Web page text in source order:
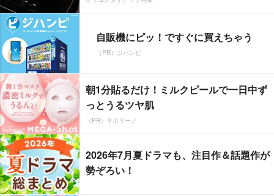
自販機にピッ！ですぐに買えちゃう
（PR）ジハンピ
朝1分貼るだけ！ミルクピールで一日中ず
っとうるツヤ肌
（PR）サボリーノ
2026年7月夏ドラマも、注目作＆話題作が
勢ぞろい！